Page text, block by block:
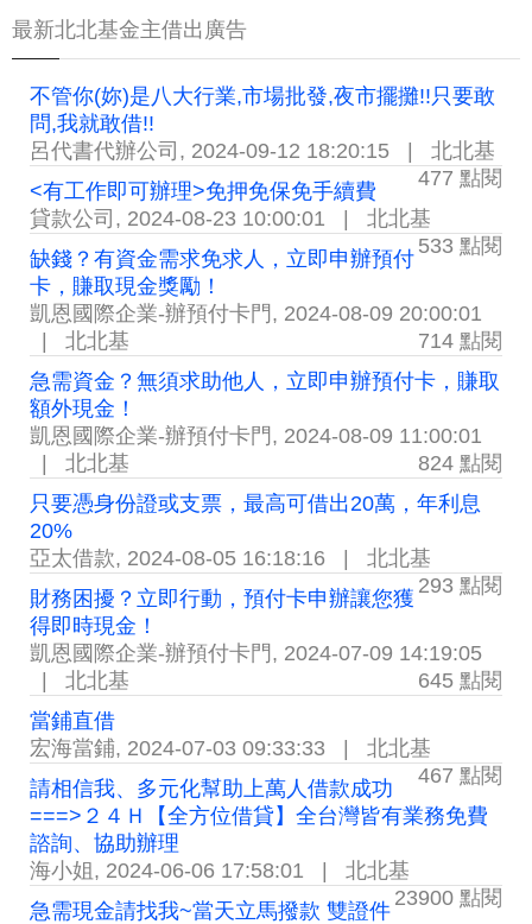
最新北北基金主借出廣告
不管你(妳)是八大行業,市場批發,夜市擺攤!!只要敢
問,我就敢借!!
呂代書代辦公司 , 2024-09-12 18:20:15
北北基
477 點閱
<有工作即可辦理>免押免保免手續費
貸款公司 , 2024-08-23 10:00:01
北北基
533 點閱
缺錢？有資金需求免求人，立即申辦預付
卡，賺取現金獎勵！
凱恩國際企業-辦預付卡門 , 2024-08-09 20:00:01
北北基
714 點閱
急需資金？無須求助他人，立即申辦預付卡，賺取
額外現金！
凱恩國際企業-辦預付卡門 , 2024-08-09 11:00:01
北北基
824 點閱
只要憑身份證或支票，最高可借出20萬，年利息
20%
亞太借款, 2024-08-05 16:18:16
北北基
293 點閱
財務困擾？立即行動，預付卡申辦讓您獲
得即時現金！
凱恩國際企業-辦預付卡門 , 2024-07-09 14:19:05
北北基
645 點閱
當鋪直借
宏海當鋪, 2024-07-03 09:33:33
北北基
467 點閱
請相信我、多元化幫助上萬人借款成功
===>２４Ｈ【全方位借貸】全台灣皆有業務免費
諮詢、協助辦理
海小姐 , 2024-06-06 17:58:01
北北基
23900 點閱
急需現金請找我~當天立馬撥款 雙證件